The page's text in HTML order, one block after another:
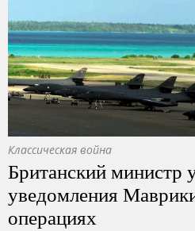
Классическая война
Британский министр
уведомления
операциях